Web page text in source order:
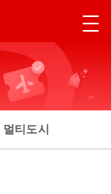
멀티도시